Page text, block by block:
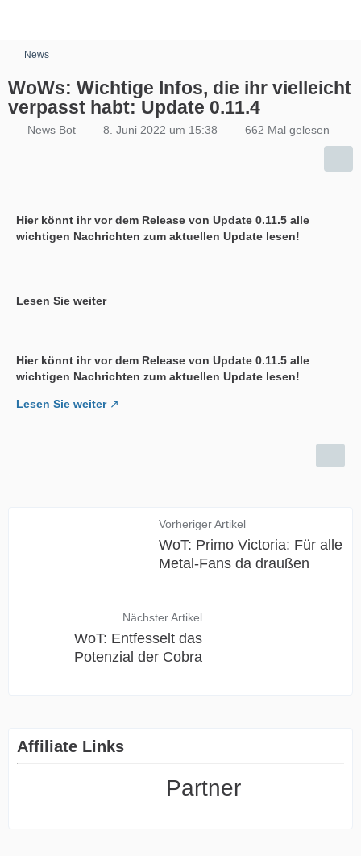
News
WoWs: Wichtige Infos, die ihr vielleicht
verpasst habt: Update 0.11.4
News Bot 8. Juni 2022 um 15:38 662 Mal gelesen
Hier könnt ihr vor dem Release von Update 0.11.5 alle
wichtigen Nachrichten zum aktuellen Update lesen!
Lesen Sie weiter
Hier könnt ihr vor dem Release von Update 0.11.5 alle
wichtigen Nachrichten zum aktuellen Update lesen!
Lesen Sie weiter
Vorheriger Artikel
WoT: Primo Victoria: Für alle
Metal-Fans da draußen
Nächster Artikel
WoT: Entfesselt das
Potenzial der Cobra
Affiliate Links
Partner